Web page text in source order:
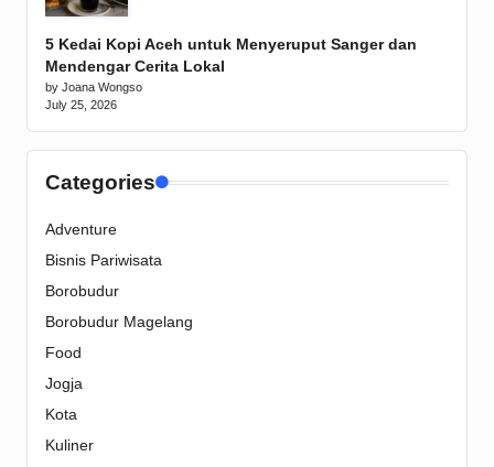
5 Kedai Kopi Aceh untuk Menyeruput Sanger dan
Mendengar Cerita Lokal
by Joana Wongso
July 25, 2026
Categories
Adventure
Bisnis Pariwisata
Borobudur
Borobudur Magelang
Food
Jogja
Kota
Kuliner